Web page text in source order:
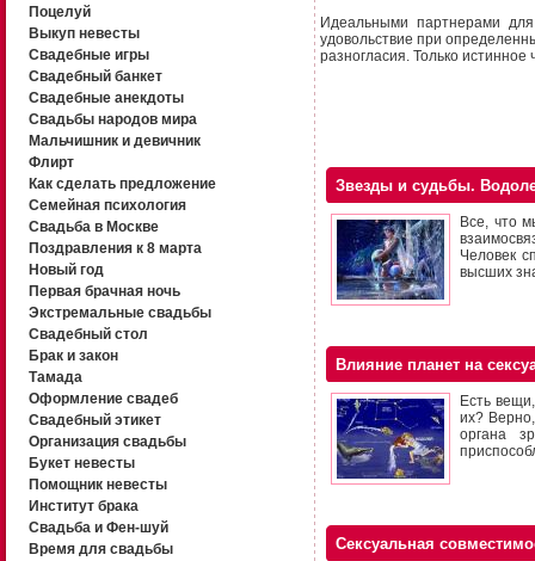
Поцелуй
Выкуп невесты
Свадебные игры
Свадебный банкет
Свадебные анекдоты
Свадьбы народов мира
Мальчишник и девичник
Флирт
Как сделать предложение
Семейная психология
Свадьба в Москве
Поздравления к 8 марта
Новый год
Первая брачная ночь
Экстремальные свадьбы
Свадебный стол
Брак и закон
Тамада
Оформление свадеб
Свадебный этикет
Организация свадьбы
Букет невесты
Помощник невесты
Институт брака
Свадьба и Фен-шуй
Время для свадьбы
Идеальными партнерами
удовольствие при
разногласия. Только истинное
Звезды и судьбы.
Все, что
Человек
высших
Влияние планет на
Есть
их?
органа
Сексуальная